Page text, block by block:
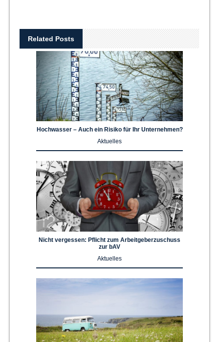
Related Posts
Hochwasser – Auch ein Risiko für Ihr Unternehmen?
Aktuelles
Nicht vergessen: Pflicht zum Arbeitgeberzuschuss
zur bAV
Aktuelles